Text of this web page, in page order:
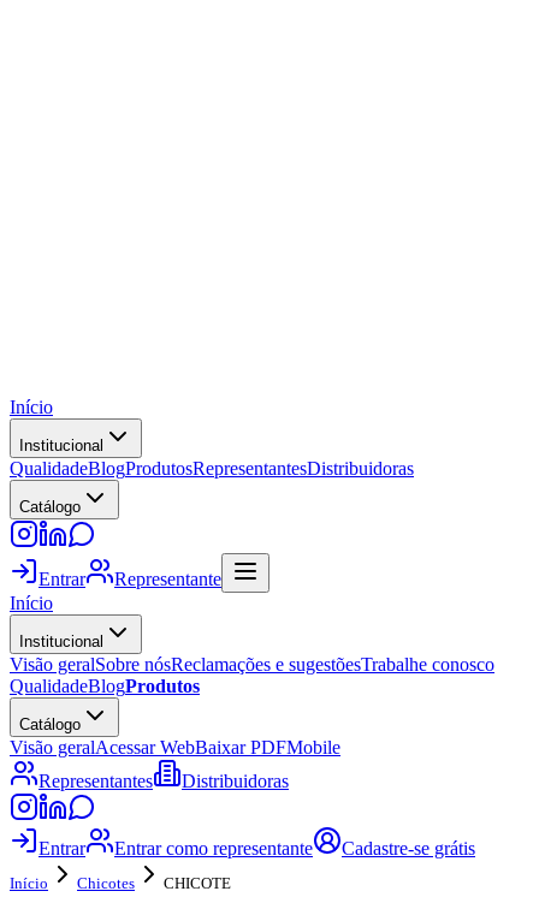
Início
Institucional
QualidadeBlogProdutosRepresentantesDistribuidoras
Catálogo
Entrar
Representante
Início
Institucional
Visão geralSobre nósReclamações e sugestõesTrabalhe conosco
QualidadeBlogProdutos
Catálogo
Visão geralAcessar WebBaixar PDFMobile
Representantes
Distribuidoras
Entrar Entrar como representante Cadastre-se grátis
Início Chicotes
CHICOTE